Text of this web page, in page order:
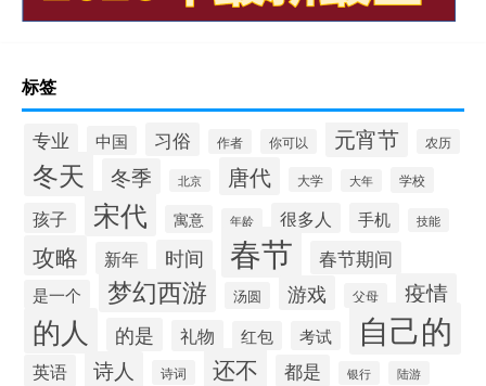
标签
专业 中国 习俗 作者 你可以 元宵节 农历
冬天 冬季 北京 唐代 大学 大年 学校
孩子 宋代 寓意 年龄 很多人 手机 技能
攻略 新年 时间 春节 春节期间
是一个 梦幻西游 汤圆 游戏 父母 疫情
的人 的是 礼物 红包 考试 自己的
英语 诗人 诗词 还不 都是 银行 陆游